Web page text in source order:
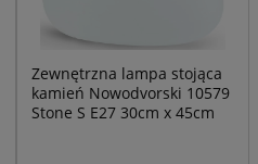
Zewnętrzna lampa stojąca
kamień Nowodvorski 10579
Stone S E27 30cm x 45cm